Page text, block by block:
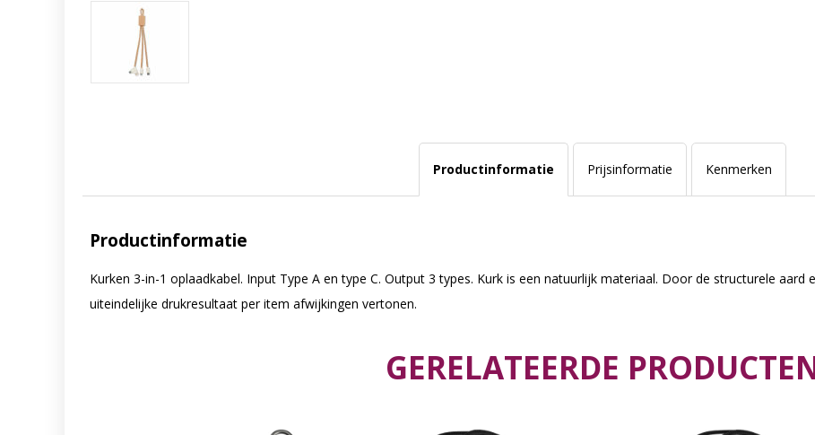
Productinformatie Prijsinformatie Kenmerken
Productinformatie
Kurken 3-in-1 oplaadkabel. Input Type A en type C. Output 3 types. Kurk is een natuurlijk materiaal. Door de structurele
uiteindelijke drukresultaat per item afwijkingen vertonen.
GERELATEERDE